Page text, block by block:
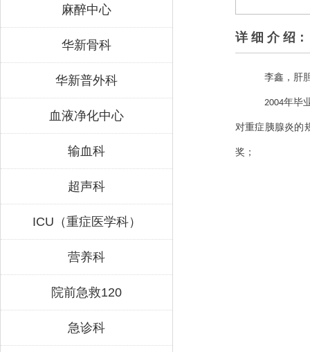
麻醉中心
华新骨科
华新普外科
血液净化中心
输血科
超声科
ICU（重症医学科）
营养科
院前急救120
急诊科
详 细 介 绍：
李鑫，肝
2004年毕
对重症胰腺炎的
奖；